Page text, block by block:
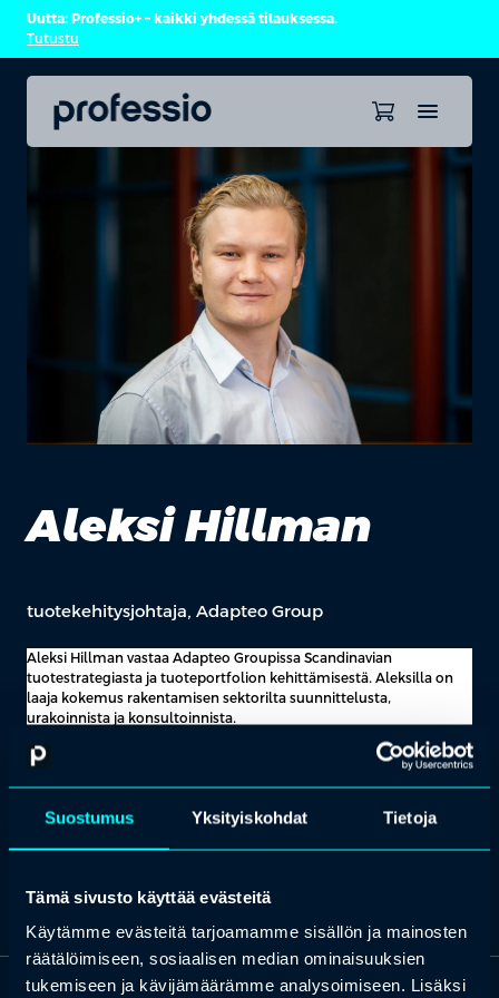
Suostumus Yksityiskohdat Tietoja
Tämä sivusto käyttää evästeitä
Käytämme evästeitä tarjoamamme sisällön ja mainosten
räätälöimiseen, sosiaalisen median ominaisuuksien
tukemiseen ja kävijämäärämme analysoimiseen. Lisäksi
Uutta: Professio+ – kaikki yhdessä tilauksessa.
Tutustu
Aleksi Hillman
tuotekehitysjohtaja, Adapteo Group
Aleksi Hillman vastaa Adapteo Groupissa Scandinavian
tuotestrategiasta ja tuoteportfolion kehittämisestä. Aleksilla on
laaja kokemus rakentamisen sektorilta suunnittelusta,
urakoinnista ja konsultoinnista.
Johtaessaan uudenlaisten modulaaristen ratkaisujen kehitystyötä,
Aleksi uudistaa samalla koko konsernin toimintatapoja ja
suunnannäyttäjänä vastuullisuudessa ja innovatiivisuudessa koko
kiertotalouteen pohjautuva liiketoimintamalli.